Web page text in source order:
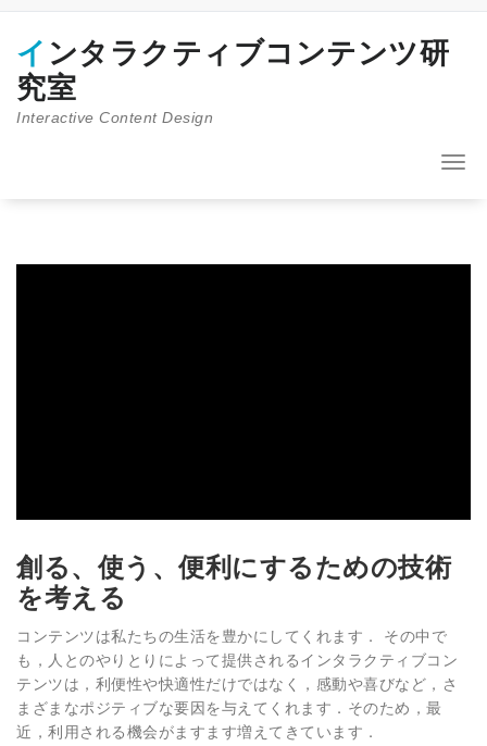
コ
インタラクティブコンテンツ研
究室
Interactive Content Design
ナ
創る、使う、便利にするための技術
を考える
コンテンツは私たちの生活を豊かにしてくれます． その中で
も，人とのやりとりによって提供されるインタラクティブコン
テンツは，利便性や快適性だけではなく，感動や喜びなど，さ
まざまなポジティブな要因を与えてくれます．そのため，最
近，利用される機会がますます増えてきています．